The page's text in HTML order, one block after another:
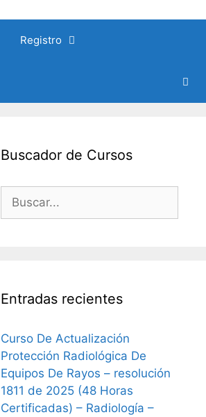
Registro
Buscador de Cursos
Entradas recientes
Curso De Actualización
Protección Radiológica De
Equipos De Rayos – resolución
1811 de 2025 (48 Horas
Certificadas) – Radiología –